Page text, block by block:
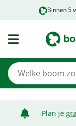
Binnen 5
Plan je